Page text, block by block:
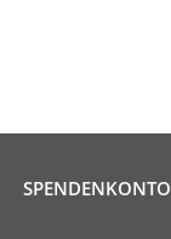
SPENDENKONTO